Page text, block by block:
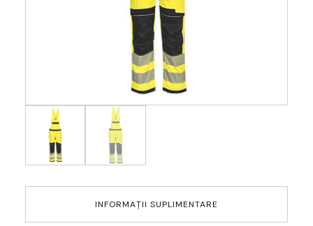
INFORMAȚII SUPLIMENTARE